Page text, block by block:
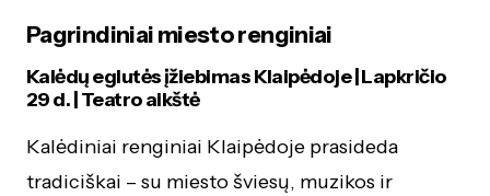
Pagrindiniai miesto renginiai
Kalėdų eglutės įžiebimas Klaipėdoje | Lapkričio
29 d. | Teatro aikštė
Kalėdiniai renginiai Klaipėdoje prasideda
tradiciškai – su miesto šviesų, muzikos ir